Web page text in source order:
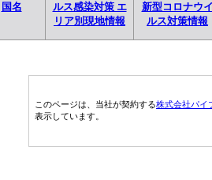
国名
ルス感染対策 エ
リア別現地情報
新型コロナウ
ルス対策情報
このページは、当社が契約する株式会社パイ
表示しています。